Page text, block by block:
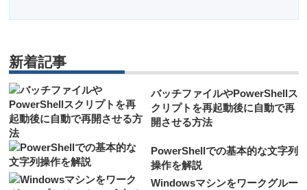
新着記事
バッチファイルやPowerShellス
クリプトを再起動後に自動で再
開させる方法
PowerShellでの基本的な文字列
操作を解説
Windowsマシンをワークグルー